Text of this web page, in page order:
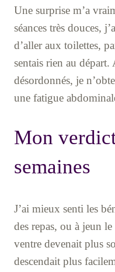
Une surprise m’a
séances très douces,
d’aller aux toilettes,
sentais rien au départ.
désordonnés, je
une fatigue
Mon
semaines
J’ai mieux senti les
des repas, ou à jeun
ventre devenait plus
descendait plus